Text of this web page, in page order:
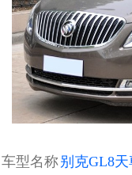
车型名称别克GL8